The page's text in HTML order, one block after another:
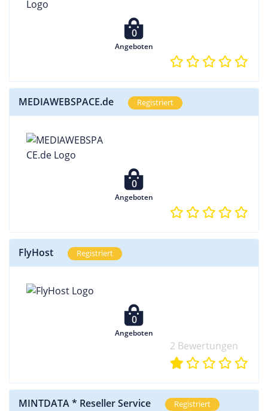
0
Angeboten
MEDIAWEBSPACE.de Registriert
0
Angeboten
FlyHost Registriert
0
Angeboten
2 Bewertungen
MINTDATA * Reseller Service Registriert